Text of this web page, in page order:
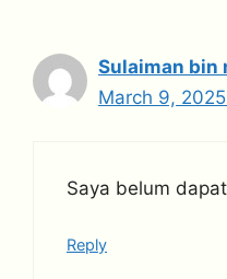
Sulaiman bin
March 9,
Saya belum dapat
Reply